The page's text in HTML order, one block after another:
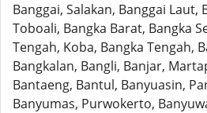
Banggai, Salakan, Banggai Laut,
Toboali, Bangka Barat, Bangka
Tengah, Koba, Bangka Tengah,
Bangkalan, Bangli, Banjar,
Bantaeng, Bantul, Banyuasin,
Banyumas, Purwokerto,